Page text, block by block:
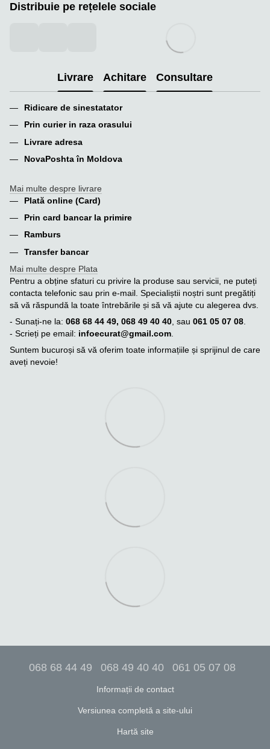
Distribuie pe rețelele sociale
Livrare Achitare Consultare
Ridicare de sinestatator
Prin curier in raza orasului
Livrare adresa
NovaPoshta în Moldova
Mai multe despre livrare
Plată online (Card)
Prin card bancar la primire
Ramburs
Transfer bancar
Mai multe despre Plata
Pentru a obține sfaturi cu privire la produse sau servicii, ne puteți
contacta telefonic sau prin e-mail. Specialiștii noștri sunt pregătiți
să vă răspundă la toate întrebările și să vă ajute cu alegerea dvs.
- Sunați-ne la: 068 68 44 49, 068 49 40 40 , sau 061 05 07 08
- Scrieți pe email: infoecurat@gmail.com
Suntem bucuroși să vă oferim toate informațiile și sprijinul de care
aveți nevoie!
068 68 44 49 068 49 40 40 061 05 07 08
Informații de contact
Versiunea completă a site-ului
Hartă site